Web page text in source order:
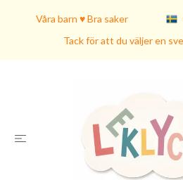
Våra barn ♥ Bra saker
Tack för att du väljer en